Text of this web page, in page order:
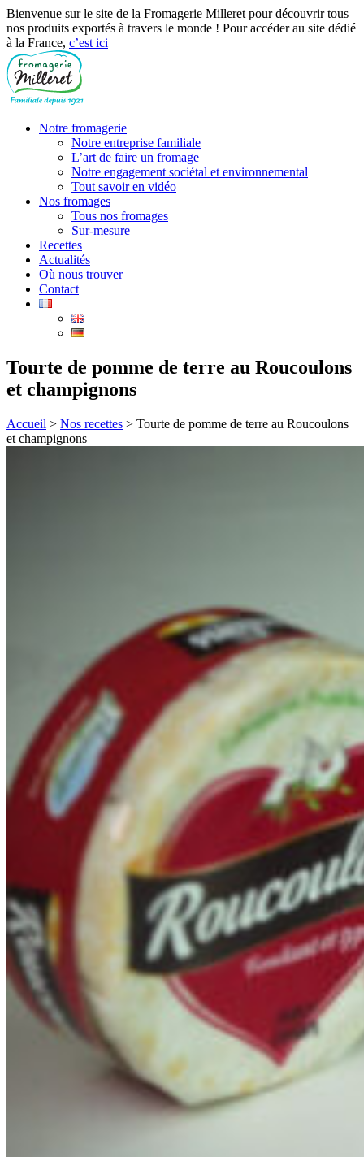
Bienvenue sur le site de la Fromagerie Milleret pour découvrir tous
nos produits exportés à travers le monde ! Pour accéder au site dédié
à la France, c’est ici
Notre fromagerie
Notre entreprise familiale
L’art de faire un fromage
Notre engagement sociétal et environnemental
Tout savoir en vidéo
Nos fromages
Tous nos fromages
Sur-mesure
Recettes
Actualités
Où nous trouver
Contact
Tourte de pomme de terre au Roucoulons
et champignons
Accueil > Nos recettes > Tourte de pomme de terre au Roucoulons
et champignons